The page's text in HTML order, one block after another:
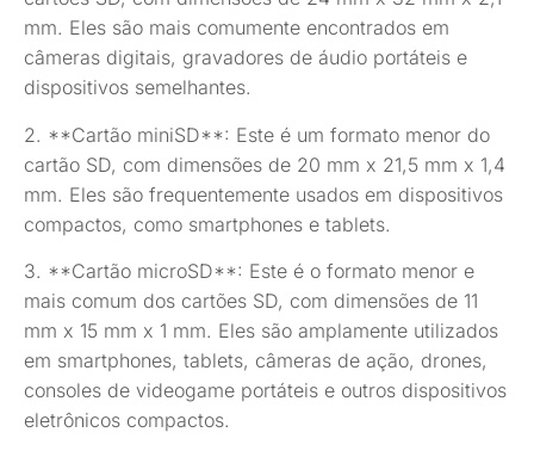
mm. Eles são mais comumente encontrados em
câmeras digitais, gravadores de áudio portáteis e
dispositivos semelhantes.
2. **Cartão miniSD**: Este é um formato menor do
cartão SD, com dimensões de 20 mm x 21,5 mm x 1,4
mm. Eles são frequentemente usados em dispositivos
compactos, como smartphones e tablets.
3. **Cartão microSD**: Este é o formato menor e
mais comum dos cartões SD, com dimensões de 11
mm x 15 mm x 1 mm. Eles são amplamente utilizados
em smartphones, tablets, câmeras de ação, drones,
consoles de videogame portáteis e outros dispositivos
eletrônicos compactos.